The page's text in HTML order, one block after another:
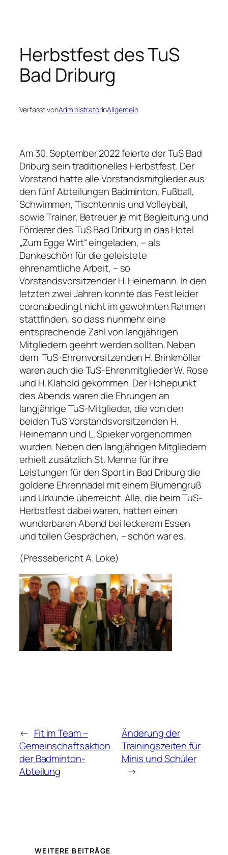
springen
Herbstfest des TuS
Bad Driburg
Verfasst vonAdministratorinAllgemein
Am 30. September 2022 feierte der TuS Bad
Driburg sein traditionelles Herbstfest. Der
Vorstand hatte alle Vorstandsmitglieder aus
den fünf Abteilungen Badminton, Fußball,
Schwimmen, Tischtennis und Volleyball,
sowie Trainer, Betreuer je mit Begleitung und
Förderer des TuS Bad Driburg in das Hotel
„Zum Egge Wirt“ eingeladen, – als
Dankeschön für die geleistete
ehrenamtliche Arbeit, – so
Vorstandsvorsitzender H. Heinemann. In den
letzten zwei Jahren konnte das Fest leider
coronabedingt nicht im gewohnten Rahmen
stattfinden, so dass nunmehr eine
entsprechende Zahl von langjährigen
Mitgliedern geehrt werden sollten. Neben
dem TuS-Ehrenvorsitzenden H. Brinkmöller
waren auch die TuS-Ehrenmitglieder W. Rose
und H. Klahold gekommen. Der Höhepunkt
des Abends waren die Ehrungen an
langjährige TuS-Mitglieder, die von den
beiden TuS Vorstandsvorsitzenden H.
Heinemann und L. Spieker vorgenommen
wurden. Neben den langjährigen Mitgliedern
erhielt zusätzlich St. Menne für ihre
Leistungen für den Sport in Bad Driburg die
goldene Ehrennadel mit einem Blumengruß
und Urkunde überreicht. Alle, die beim TuS-
Herbstfest dabei waren, hatten einen
wunderbaren Abend bei leckerem Essen
und tollen Gesprächen, – schön war es.
(Pressebericht A. Loke)
← Fit im Team –
Gemeinschaftsaktion
der Badminton-
Abteilung
Änderung der
Trainingszeiten für
Minis und Schüler
→
WEITERE BEITRÄGE